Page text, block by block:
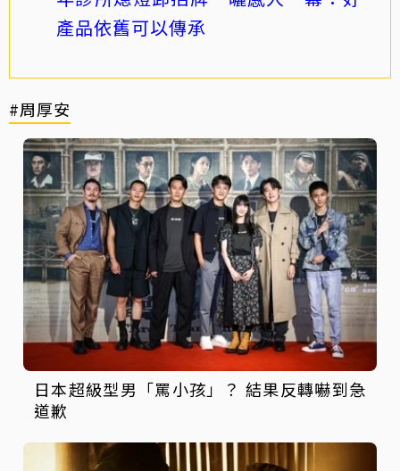
產品依舊可以傳承
#周厚安
日本超級型男「罵小孩」？ 結果反轉嚇到急
道歉